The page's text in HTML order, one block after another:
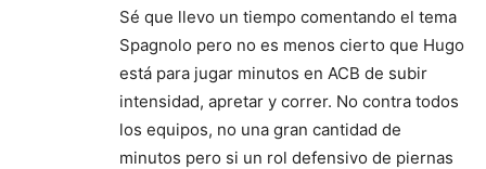
Sé que llevo un tiempo comentando el tema
Spagnolo pero no es menos cierto que Hugo
está para jugar minutos en ACB de subir
intensidad, apretar y correr. No contra todos
los equipos, no una gran cantidad de
minutos pero si un rol defensivo de piernas